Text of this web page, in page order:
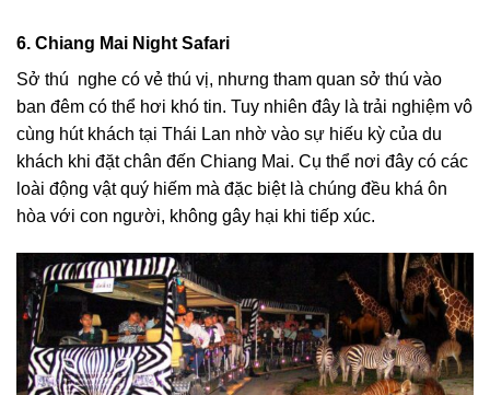
6. Chiang Mai Night Safari
Sở thú nghe có vẻ thú vị, nhưng tham quan sở thú vào
ban đêm có thể hơi khó tin. Tuy nhiên đây là trải nghiệm vô
cùng hút khách tại Thái Lan nhờ vào sự hiếu kỳ của du
khách khi đặt chân đến Chiang Mai. Cụ thể nơi đây có các
loài động vật quý hiếm mà đặc biệt là chúng đều khá ôn
hòa với con người, không gây hại khi tiếp xúc.